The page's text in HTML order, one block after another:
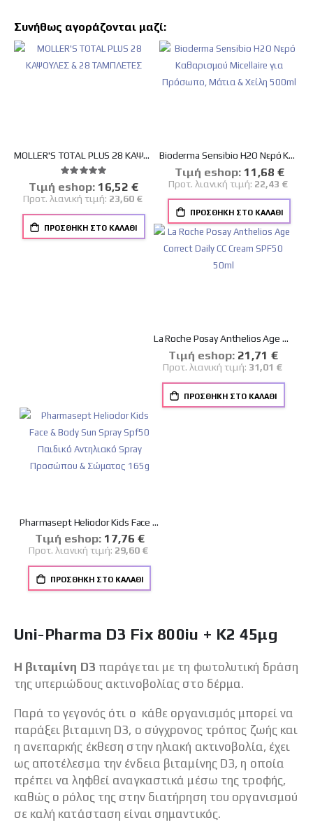
Συνήθως αγοράζονται μαζί:
MOLLER'S TOTAL PLUS 28 ΚΑΨΟΥΛΕΣ & 28 ΤΑΜΠΛΕΤΕΣ
Βαθμολογία:
100%
Tιμή eshop: Ειδική
Τιμή
16,52 €
Προτ. λιανική τιμή: 23,60 €
ΠΡΟΣΘΉΚΗ ΣΤΟ ΚΑΛΆΘΙ
Bioderma Sensibio H2O Νερό Καθαρισμού Micellaire για Πρόσωπο, Μάτια & Χείλη 500ml
Tιμή eshop: Ειδική
Τιμή
11,68 €
Προτ. λιανική τιμή: 22,43 €
ΠΡΟΣΘΉΚΗ ΣΤΟ ΚΑΛΆΘΙ
La Roche Posay Anthelios Age Correct Daily CC Cream SPF50 50ml
Tιμή eshop: Ειδική
Τιμή
21,71 €
Προτ. λιανική τιμή: 31,01 €
ΠΡΟΣΘΉΚΗ ΣΤΟ ΚΑΛΆΘΙ
Pharmasept Heliodor Kids Face & Body Sun Spray Spf50 Παιδικό Αντηλιακό Spray Προσώπου & Σώματος 165g
Tιμή eshop: Ειδική
Τιμή
17,76 €
Προτ. λιανική τιμή: 29,60 €
ΠΡΟΣΘΉΚΗ ΣΤΟ ΚΑΛΆΘΙ
Uni-Pharma D3 Fix 800iu + K2 45μg
Η βιταμίνη D3 παράγεται με τη φωτολυτική δράση
της υπεριώδους ακτινοβολίας στο δέρμα.
Παρά το γεγονός ότι ο κάθε οργανισμός μπορεί να
παράξει βιταμινη D3, ο σύγχρονος τρόπος ζωής και
η ανεπαρκής έκθεση στην ηλιακή ακτινοβολία, έχει
ως αποτέλεσμα την ένδεια βιταμίνης D3, η οποία
πρέπει να ληφθεί αναγκαστικά μέσω της τροφής,
καθώς ο ρόλος της στην διατήρηση του οργανισμού
σε καλή κατάσταση είναι σημαντικός.